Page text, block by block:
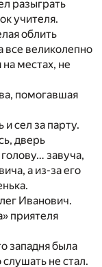
разыграть
учителя.
облить
великолепно
местах, не
помогавшая
сел за парту.
дверь
завуча,
а из-за его
Иванович.
приятеля
западня была
не стал.